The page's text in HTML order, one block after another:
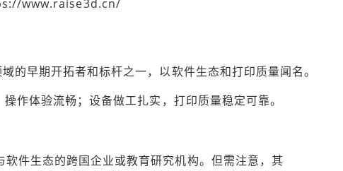
www.raise3d.cn/
的早期开拓者和标杆之一，以软件生态和打印质量闻名。
作体验流畅；设备做工扎实，打印质量稳定可靠。
件生态的跨国企业或教育研究机构。但需注意，其